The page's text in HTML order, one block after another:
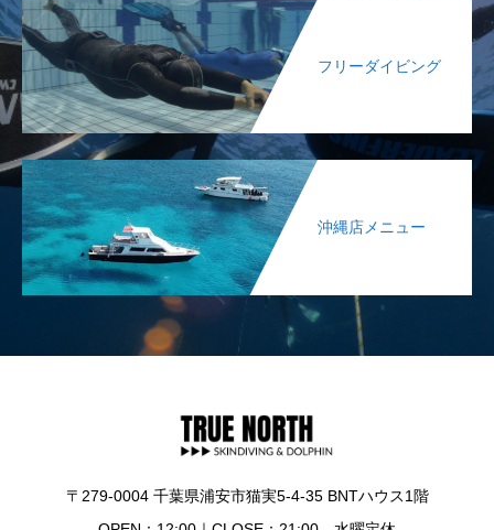
フリーダイビング
沖縄店メニュー
〒279-0004 千葉県浦安市猫実5-4-35 BNTハウス1階